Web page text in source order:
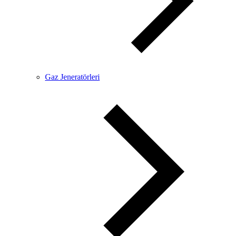
Gaz Jeneratörleri